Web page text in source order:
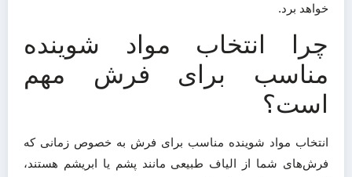
خواهد برد.
چرا انتخاب مواد شوینده
مناسب برای فرش مهم
است؟
انتخاب مواد شوینده مناسب برای فرش به خصوص زمانی که
فرش‌های شما از الیاف طبیعی مانند پشم یا ابریشم هستند،